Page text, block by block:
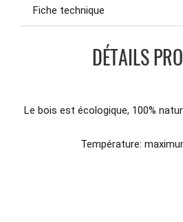
Fiche technique
DÉTAILS
Le bois est écologique, 100%
Température: